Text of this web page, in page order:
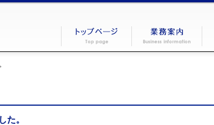
た。